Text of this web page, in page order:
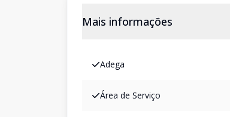
Mais informações
Adega
Área de Serviço